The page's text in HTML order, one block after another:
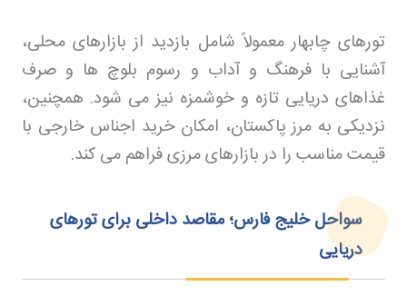
تورهای چابهار معمولاً شامل بازدید از بازارهای محلی،
آشنایی با فرهنگ و آداب و رسوم بلوچ ها و صرف
غذاهای دریایی تازه و خوشمزه نیز می شود. همچنین،
نزدیکی به مرز پاکستان، امکان خرید اجناس خارجی با
قیمت مناسب را در بازارهای مرزی فراهم می کند.
سواحل خلیج فارس؛ مقاصد داخلی برای تورهای
دریایی